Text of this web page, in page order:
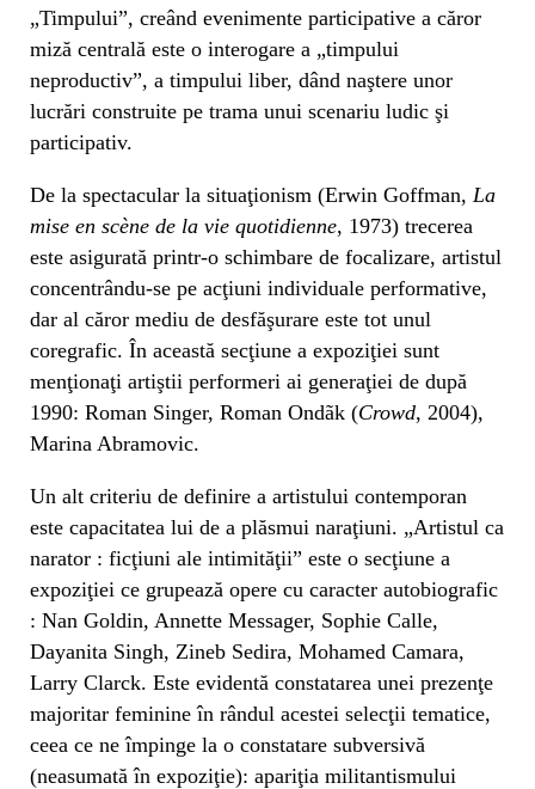
„Timpului”, creând evenimente participative a căror
miză centrală este o interogare a „timpului
neproductiv”, a timpului liber, dând naştere unor
lucrări construite pe trama unui scenariu ludic şi
participativ.
De la spectacular la situaţionism (Erwin Goffman, La
mise en scène de la vie quotidienne, 1973) trecerea
este asigurată printr-o schimbare de focalizare, artistul
concentrându-se pe acţiuni individuale performative,
dar al căror mediu de desfăşurare este tot unul
coregrafic. În această secţiune a expoziţiei sunt
menţionaţi artiştii performeri ai generaţiei de după
1990: Roman Singer, Roman Ondãk (Crowd, 2004),
Marina Abramovic.
Un alt criteriu de definire a artistului contemporan
este capacitatea lui de a plăsmui naraţiuni. „Artistul ca
narator : ficţiuni ale intimităţii” este o secţiune a
expoziţiei ce grupează opere cu caracter autobiografic
: Nan Goldin, Annette Messager, Sophie Calle,
Dayanita Singh, Zineb Sedira, Mohamed Camara,
Larry Clarck. Este evidentă constatarea unei prezenţe
majoritar feminine în rândul acestei selecţii tematice,
ceea ce ne împinge la o constatare subversivă
(neasumată în expoziţie): apariţia militantismului